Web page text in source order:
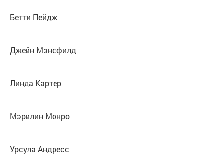
Бетти Пейдж
Джейн Мэнсфилд
Линда Картер
Мэрилин Монро
Урсула Андресс